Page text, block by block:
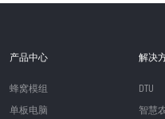
产品中心
蜂窝模组
单板电脑
解决
DTU
智慧